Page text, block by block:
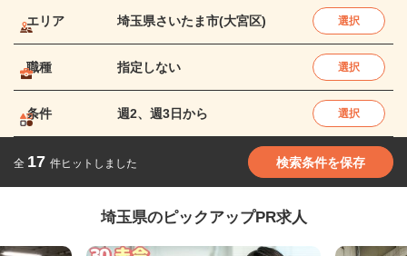
エリア 埼玉県さいたま市(大宮区) 選択
職種 指定しない 選択
条件 週2、週3日から 選択
全 17 件ヒットしました 検索条件を保存
埼玉県のピックアップPR求人